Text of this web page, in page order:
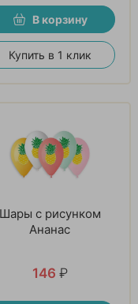
В корзину
Купить в 1 клик
Шары с рисунком
Ананас
146 ₽